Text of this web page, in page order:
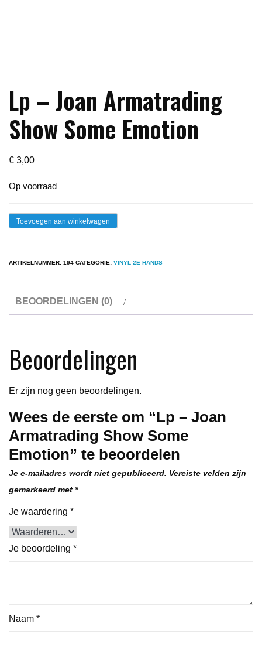
Lp – Joan Armatrading
Show Some Emotion
€ 3,00
Op voorraad
Lp
Some
Toevoegen aan winkelwagen
ARTIKELNUMMER: 194 CATEGORIE: VINYL 2E HANDS
BEOORDELINGEN (0)
Beoordelingen
Er zijn nog geen beoordelingen.
Wees de eerste om “Lp – Joan
Armatrading Show Some
Emotion” te beoordelen
Je e-mailadres wordt niet gepubliceerd. Vereiste velden zijn
gemarkeerd met *
Je waardering *
Je beoordeling *
Naam *